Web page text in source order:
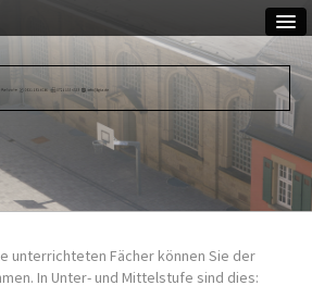
unterrichteten Fächer können Sie der
In Unter- und Mittelstufe sind dies: